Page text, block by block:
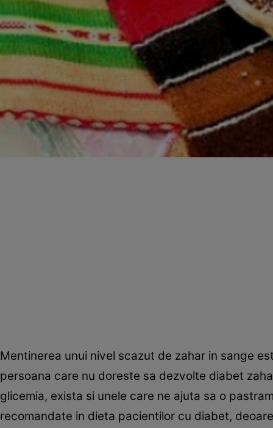
Mentinerea unui nivel scazut de zahar in sange
persoana care nu doreste sa dezvolte diabet
glicemia, exista si unele care ne ajuta sa o
recomandate in dieta pacientilor cu diabet,